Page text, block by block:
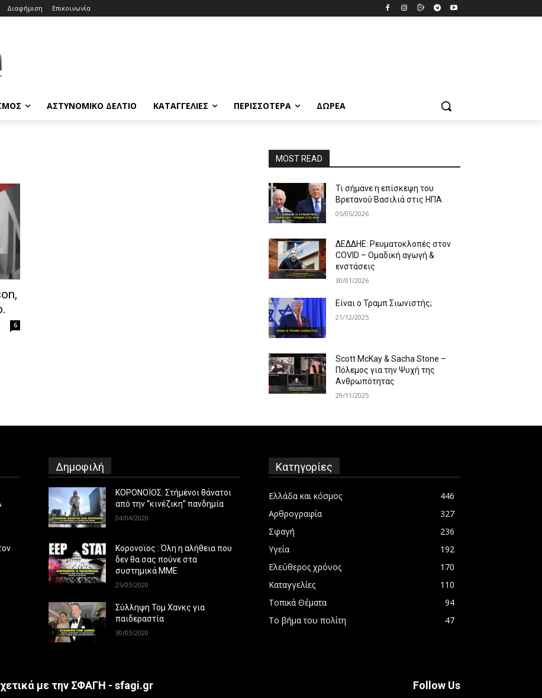
Διαφήμιση Επικοινωνία
ΑΣΤΥΝΟΜΙΚΟ ΔΕΛΤΙΟ ΚΑΤΑΓΓΕΛΙΕΣ ΠΕΡΙΣΣΟΤΕΡΑ ΔΩΡΕΆ
6
MOST READ
Τι σήμανε η επίσκεψη του
Βρετανού Βασιλιά στις ΗΠΑ
05/05/2026
ΔΕΔΔΗΕ: Ρευματοκλοπές στον
COVID – Ομαδική αγωγή &
ενστάσεις
30/01/2026
Είναι ο Τραμπ Σιωνιστής;
21/12/2025
Scott McKay & Sacha Stone –
Πόλεμος για την Ψυχή της
Ανθρωπότητας
29/11/2025
Δημοφιλή
ΚΟΡΟΝΟΪΟΣ: Στήμένοι θάνατοι
από την “κινέζικη” πανδημία
04/04/2020
Κορονοϊος : Όλη η αλήθεια που
δεν θα σας πούνε στα
συστημικά ΜΜΕ
25/03/2020
Σύλληψη Τομ Χανκς για
παιδεραστία
30/03/2020
Κατηγορίες
Ελλάδα και κόσμος
446
Αρθρογραφία
327
Σφαγή
236
Υγεία
192
Ελεύθερος χρόνος
170
Καταγγελίες
110
Τοπικά Θέματα
94
Το βήμα του πολίτη
47
με την ΣΦΑΓΗ - sfagi.gr Follow Us